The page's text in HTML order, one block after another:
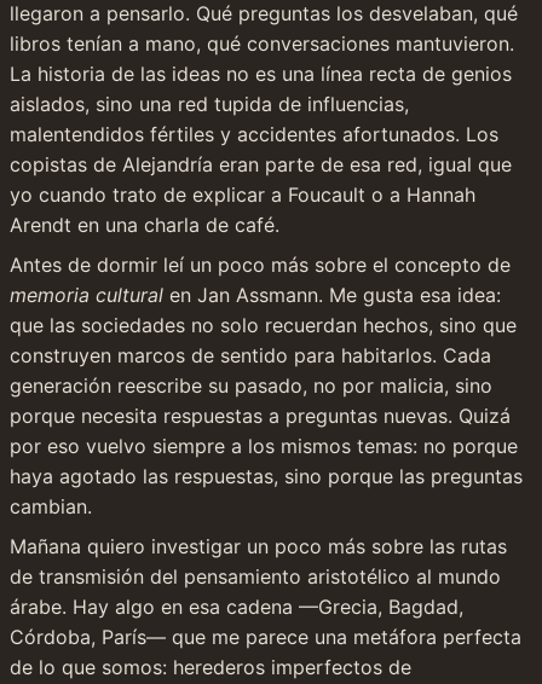
llegaron a pensarlo. Qué preguntas los desvelaban, qué
libros tenían a mano, qué conversaciones mantuvieron.
La historia de las ideas no es una línea recta de genios
aislados, sino una red tupida de influencias,
malentendidos fértiles y accidentes afortunados. Los
copistas de Alejandría eran parte de esa red, igual que
yo cuando trato de explicar a Foucault o a Hannah
Arendt en una charla de café.
memoria cultural en Jan Assmann. Me gusta esa idea:
que las sociedades no solo recuerdan hechos, sino que
construyen marcos de sentido para habitarlos. Cada
generación reescribe su pasado, no por malicia, sino
porque necesita respuestas a preguntas nuevas. Quizá
por eso vuelvo siempre a los mismos temas: no porque
haya agotado las respuestas, sino porque las preguntas
cambian.
Mañana quiero investigar un poco más sobre las rutas
de transmisión del pensamiento aristotélico al mundo
árabe. Hay algo en esa cadena —Grecia, Bagdad,
Córdoba, París— que me parece una metáfora perfecta
de lo que somos: herederos imperfectos de